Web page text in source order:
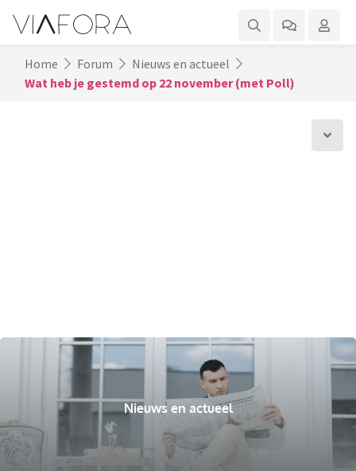
Home Forum
Nieuws en actueel
Wat heb je gestemd op 22 november (met Poll)
Nieuws en actueel